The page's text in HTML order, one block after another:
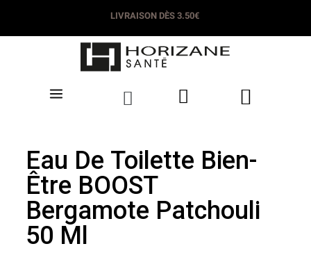
LIVRAISON DÈS 3.50€
Eau De Toilette Bien-
Être BOOST
Bergamote Patchouli
50 Ml